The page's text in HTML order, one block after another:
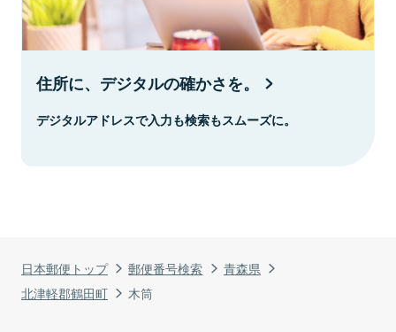
日本郵便トップ 郵便番号検索
青森県
北津軽郡鶴田町
木筒
住所に、デジタルの確かさを。
デジタルアドレスで入力も検索もスムーズに。